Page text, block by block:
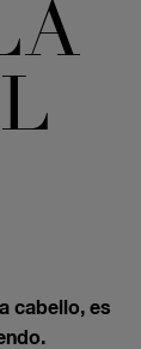
cabello, es